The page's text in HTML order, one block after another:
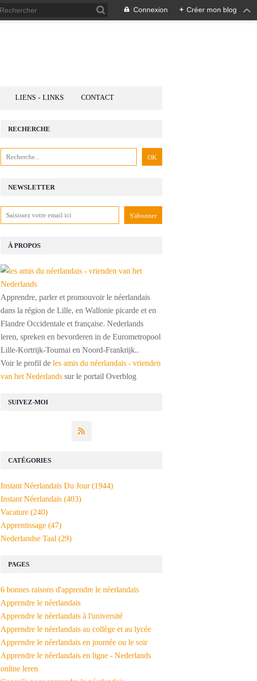
Connexion + Créer mon blog
LIENS - LINKS CONTACT
NEWSLETTER
SUIVEZ-MOI
RECHERCHE
À PROPOS
Apprendre, parler et promouvoir le néerlandais
dans la région de Lille, en Wallonie picarde et en
Flandre Occidentale et française. Nederlands
leren, spreken en bevorderen in de Eurometropool
Lille-Kortrijk-Tournai en Noord-Frankrijk..
Voir le profil de les amis du néerlandais - vrienden
van het Nederlands sur le portail Overblog
PAGES
6 bonnes raisons d'apprendre le néerlandais
Apprendre le néerlandais
Apprendre le néerlandais à l'université
Apprendre le néerlandais au collège et au lycée
Apprendre le néerlandais en journée ou le soir
Apprendre le néerlandais en ligne - Nederlands
online leren
CATÉGORIES
Instant Néerlandais Du Jour(1944)
Instant Néerlandais (403)
Vacature (240)
Apprentissage (47)
Nederlandse Taal (29)